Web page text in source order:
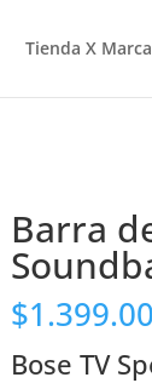
Tienda X
Barra
$
Bose TV